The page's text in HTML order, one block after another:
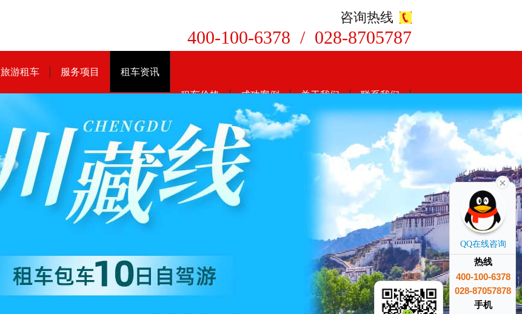
咨询热线
400-100-6378 / 028-8705787
旅游租车 服务项目 租车资讯
租车价格 成功案例 关于我们 联系我们
QQ在线咨询
热线
400-100-6378
028-87057878
手机